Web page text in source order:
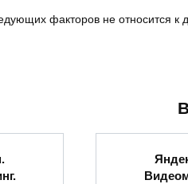
факторов не относится к